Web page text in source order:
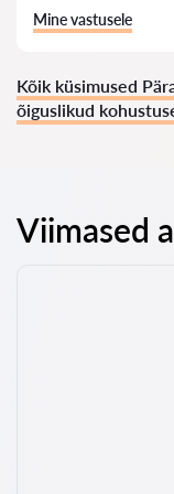
Mine vastusele
Kõik küsimused
õiguslikud
Viimased